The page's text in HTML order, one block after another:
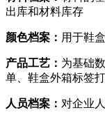
出库和材料库存
颜色档案： 用于鞋
产品工艺： 为基础
单、鞋盒外箱标签
人员档案： 对企业